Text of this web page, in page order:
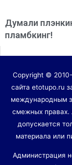
Думали
пламбкинг!
Copyright ©
сайта etotupo.ru
международным
смежных правах.
допускается
материала или
Администрация